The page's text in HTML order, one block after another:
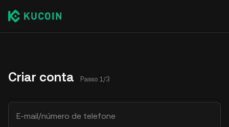
Criar conta Passo 1/3
E-mail/número de telefone